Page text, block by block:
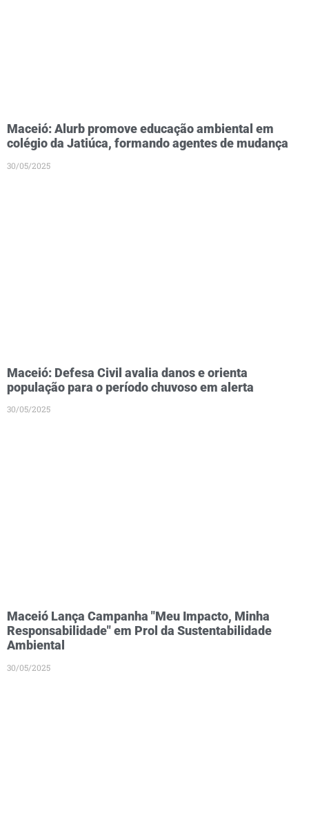
Maceió: Alurb promove educação ambiental em
colégio da Jatiúca, formando agentes de mudança
30/05/2025
Maceió: Defesa Civil avalia danos e orienta
população para o período chuvoso em alerta
30/05/2025
Maceió Lança Campanha "Meu Impacto, Minha
Responsabilidade" em Prol da Sustentabilidade
Ambiental
30/05/2025